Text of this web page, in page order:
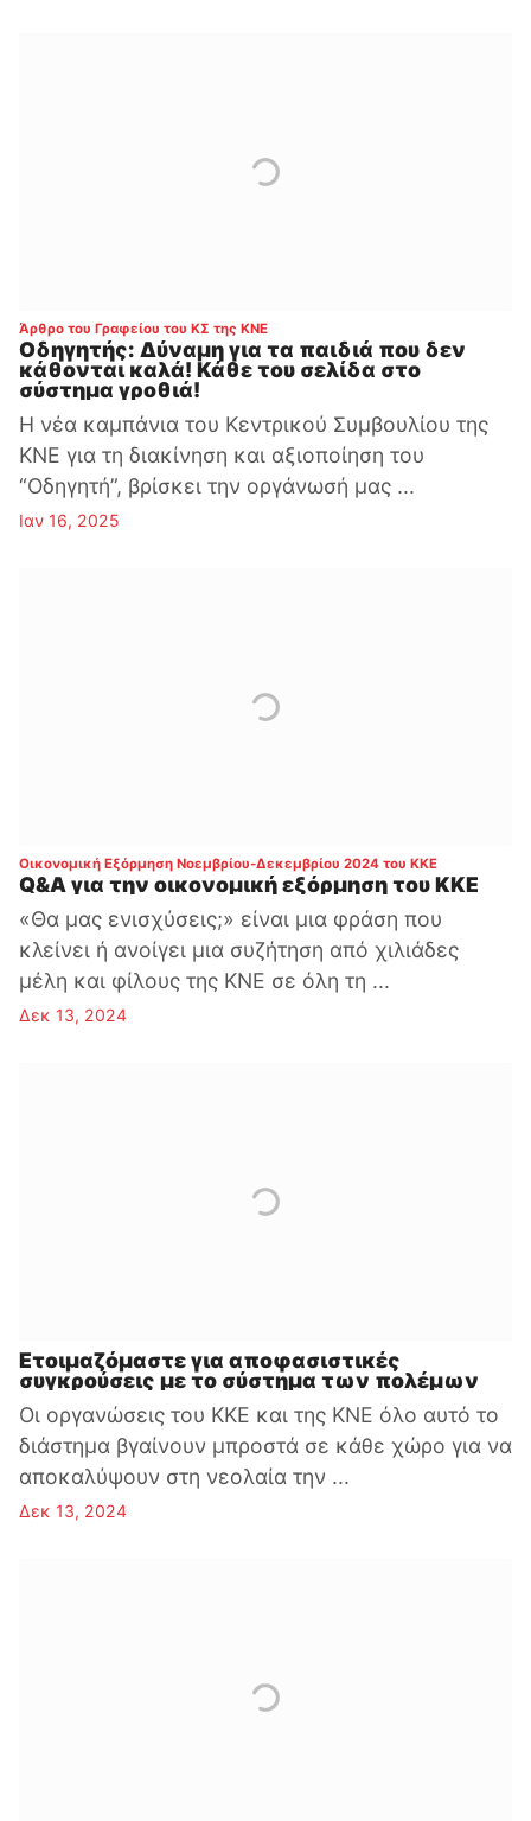
Άρθρο του Γραφείου του ΚΣ της ΚΝΕ:
Οδηγητής: Δύναμη για τα παιδιά που δεν
κάθονται καλά! Κάθε του σελίδα στο
σύστημα γροθιά!
Η νέα καμπάνια του Κεντρικού Συμβουλίου της
ΚΝΕ για τη διακίνηση και αξιοποίηση του
“Οδηγητή”, βρίσκει την οργάνωσή μας ...
Ιαν 16, 2025
Οικονομική Εξόρμηση Νοεμβρίου-Δεκεμβρίου 2024 του ΚΚΕ:
Q&A για την οικονομική εξόρμηση του ΚΚΕ
«Θα μας ενισχύσεις;» είναι μια φράση που
κλείνει ή ανοίγει μια συζήτηση από χιλιάδες
μέλη και φίλους της ΚΝΕ σε όλη τη ...
Δεκ 13, 2024
Ετοιμαζόμαστε για αποφασιστικές
συγκρούσεις με το σύστημα των πολέμων
Οι οργανώσεις του ΚΚΕ και της ΚΝΕ όλο αυτό το
διάστημα βγαίνουν μπροστά σε κάθε χώρο για να
αποκαλύψουν στη νεολαία την ...
Δεκ 13, 2024